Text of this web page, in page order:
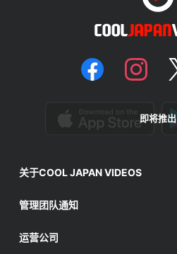
即将推出
关于COOL JAPAN VIDEOS
管理团队通知
运营公司